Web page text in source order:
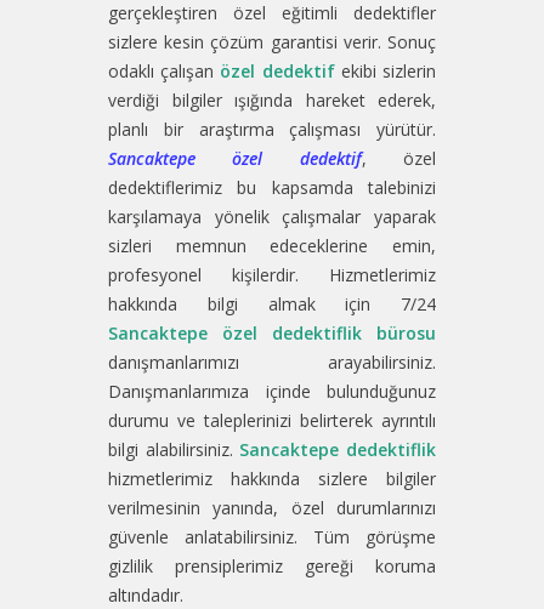
gerçekleştiren özel eğitimli dedektifler
sizlere kesin çözüm garantisi verir. Sonuç
odaklı çalışan özel dedektifekibi sizlerin
verdiği bilgiler ışığında hareket ederek,
planlı bir araştırma çalışması yürütür.
Sancaktepe özel dedektif, özel
dedektiflerimiz bu kapsamda talebinizi
karşılamaya yönelik çalışmalar yaparak
sizleri memnun edeceklerine emin,
profesyonel kişilerdir. Hizmetlerimiz
hakkında bilgi almak için 7/24
Sancaktepe özel dedektiflik bürosu
danışmanlarımızı arayabilirsiniz.
Danışmanlarımıza içinde bulunduğunuz
durumu ve taleplerinizi belirterek ayrıntılı
bilgi alabilirsiniz. Sancaktepe dedektiflik
hizmetlerimiz hakkında sizlere bilgiler
verilmesinin yanında, özel durumlarınızı
güvenle anlatabilirsiniz. Tüm görüşme
gizlilik prensiplerimiz gereği koruma
altındadır.